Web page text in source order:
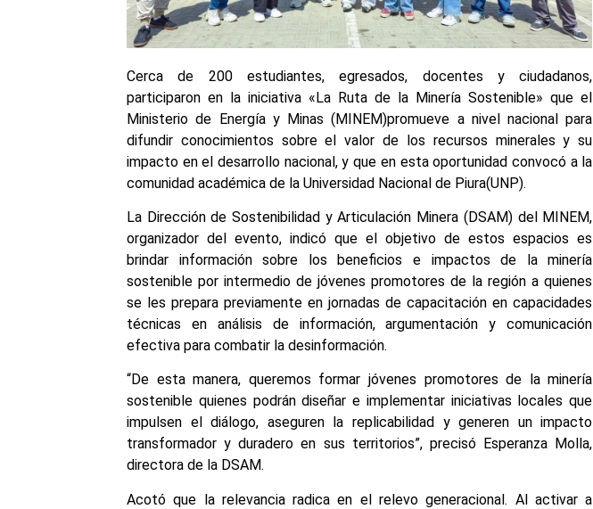
Cerca de 200 estudiantes, egresados, docentes y ciudadanos,
participaron en la iniciativa «La Ruta de la Minería Sostenible» que el
Ministerio de Energía y Minas (MINEM)promueve a nivel nacional para
difundir conocimientos sobre el valor de los recursos minerales y su
impacto en el desarrollo nacional, y que en esta oportunidad convocó a la
comunidad académica de la Universidad Nacional de Piura(UNP).
La Dirección de Sostenibilidad y Articulación Minera (DSAM) del MINEM,
organizador del evento, indicó que el objetivo de estos espacios es
brindar información sobre los beneficios e impactos de la minería
sostenible por intermedio de jóvenes promotores de la región a quienes
se les prepara previamente en jornadas de capacitación en capacidades
técnicas en análisis de información, argumentación y comunicación
efectiva para combatir la desinformación.
“De esta manera, queremos formar jóvenes promotores de la minería
sostenible quienes podrán diseñar e implementar iniciativas locales que
impulsen el diálogo, aseguren la replicabilidad y generen un impacto
transformador y duradero en sus territorios”, precisó Esperanza Molla,
directora de la DSAM.
Acotó que la relevancia radica en el relevo generacional. Al activar a